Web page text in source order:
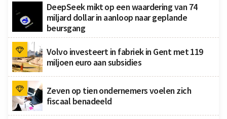
DeepSeek mikt op een waardering van 74
miljard dollar in aanloop naar geplande
beursgang
Volvo investeert in fabriek in Gent met 119
miljoen euro aan subsidies
Zeven op tien ondernemers voelen zich
fiscaal benadeeld